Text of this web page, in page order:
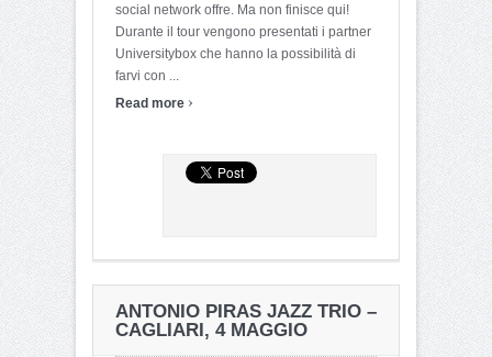
social network offre. Ma non finisce qui!
Durante il tour vengono presentati i partner
Universitybox che hanno la possibilità di
farvi con ...
Read more ›
ANTONIO PIRAS JAZZ TRIO –
CAGLIARI, 4 MAGGIO